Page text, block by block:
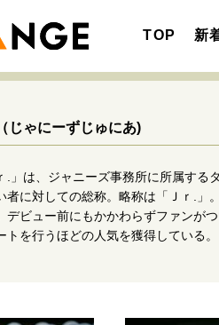
TOP 新
注目の記事テーマで探す
核・哲学 運命
・働き方
（じゃにーずじゅにあ)
.」は、ジャニーズ事務所に所属す
者に対しての総称。略称は「Ｊｒ.」
デビュー前にもかかわらずファンが
トを行うほどの人気を獲得している。